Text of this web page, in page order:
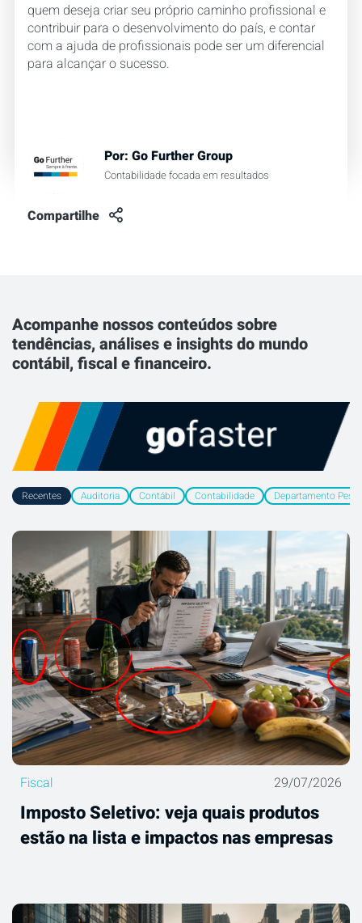
quem deseja criar seu próprio caminho profissional e
contribuir para o desenvolvimento do país, e contar
com a ajuda de profissionais pode ser um diferencial
para alcançar o sucesso.
Por: Go Further Group
Contabilidade focada em resultados
Compartilhe
Acompanhe nossos conteúdos sobre
tendências, análises e insights do mundo
contábil, fiscal e financeiro.
Recentes Auditoria Contábil Contabilidade Departamento
Fiscal 29/07/2026
Imposto Seletivo: veja quais produtos
estão na lista e impactos nas empresas